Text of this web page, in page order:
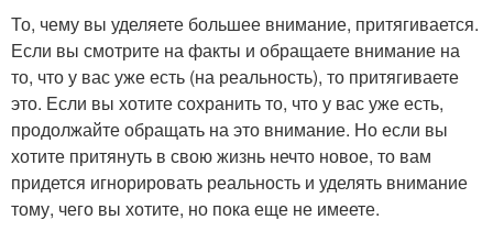
То, чему вы уделяете большее внимание, притягивается.
Если вы смотрите на факты и обращаете внимание на
то, что у вас уже есть (на реальность), то притягиваете
это. Если вы хотите сохранить то, что у вас уже есть,
продолжайте обращать на это внимание. Но если вы
хотите притянуть в свою жизнь нечто новое, то вам
придется игнорировать реальность и уделять внимание
тому, чего вы хотите, но пока еще не имеете.